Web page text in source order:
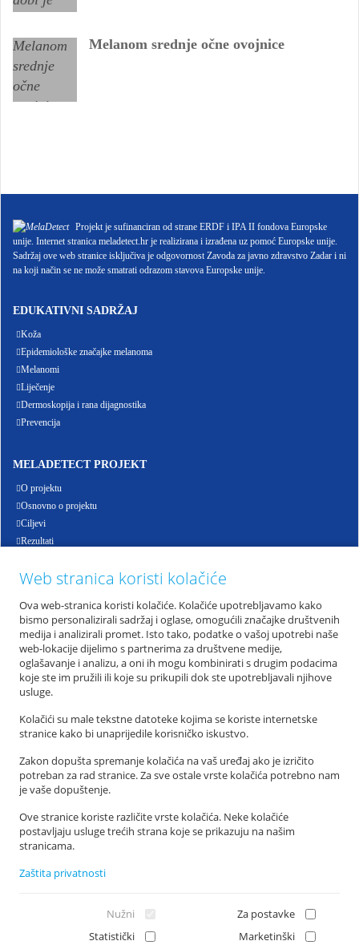
Melanom srednje očne ovojnice
Projekt je sufinanciran od strane ERDF i IPA II fondova Europske
unije. Internet stranica meladetect.hr je realizirana i izrađena uz pomoć Europske unije.
Sadržaj ove web stranice isključiva je odgovornost Zavoda za javno zdravstvo Zadar i ni
na koji način se ne može smatrati odrazom stavova Europske unije.
EDUKATIVNI SADRŽAJ
Koža
Epidemiološke značajke melanoma
Melanomi
Liječenje
Dermoskopija i rana dijagnostika
Prevencija
MELADETECT PROJEKT
O projektu
Osnovno o projektu
Ciljevi
Rezultati
Partneri
E-health
MELADETECT KONTAKT
Ljudevita Posavskog 7 A, 23 000 Zadar
+385 23 300 830
info@meladetect.com
Web stranica koristi kolačiće
Ova web-stranica koristi kolačiće. Kolačiće upotrebljavamo kako
bismo personalizirali sadržaj i oglase, omogućili značajke društvenih
medija i analizirali promet. Isto tako, podatke o vašoj upotrebi naše
web-lokacije dijelimo s partnerima za društvene medije,
oglašavanje i analizu, a oni ih mogu kombinirati s drugim podacima
koje ste im pružili ili koje su prikupili dok ste upotrebljavali njihove
usluge.
Kolačići su male tekstne datoteke kojima se koriste internetske
stranice kako bi unaprijedile korisničko iskustvo.
Zakon dopušta spremanje kolačića na vaš uređaj ako je izričito
potreban za rad stranice. Za sve ostale vrste kolačića potrebno nam
je vaše dopuštenje.
Ove stranice koriste različite vrste kolačića. Neke kolačiće
postavljaju usluge trećih strana koje se prikazuju na našim
stranicama.
Zaštita privatnosti
Nužni
Za postavke
Statistički
Marketinški